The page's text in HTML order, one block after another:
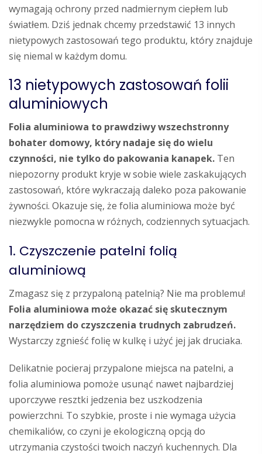
wymagają ochrony przed nadmiernym ciepłem lub
światłem. Dziś jednak chcemy przedstawić 13 innych
nietypowych zastosowań tego produktu, który znajduje
się niemal w każdym domu.
13 nietypowych zastosowań folii
aluminiowych
Folia aluminiowa to prawdziwy wszechstronny
bohater domowy, który nadaje się do wielu
czynności, nie tylko do pakowania kanapek. Ten
niepozorny produkt kryje w sobie wiele zaskakujących
zastosowań, które wykraczają daleko poza pakowanie
żywności. Okazuje się, że folia aluminiowa może być
niezwykle pomocna w różnych, codziennych sytuacjach.
1. Czyszczenie patelni folią
aluminiową
Zmagasz się z przypaloną patelnią? Nie ma problemu!
Folia aluminiowa może okazać się skutecznym
narzędziem do czyszczenia trudnych zabrudzeń.
Wystarczy zgnieść folię w kulkę i użyć jej jak druciaka.
Delikatnie pocieraj przypalone miejsca na patelni, a
folia aluminiowa pomoże usunąć nawet najbardziej
uporczywe resztki jedzenia bez uszkodzenia
powierzchni. To szybkie, proste i nie wymaga użycia
chemikaliów, co czyni je ekologiczną opcją do
utrzymania czystości twoich naczyń kuchennych. Dla